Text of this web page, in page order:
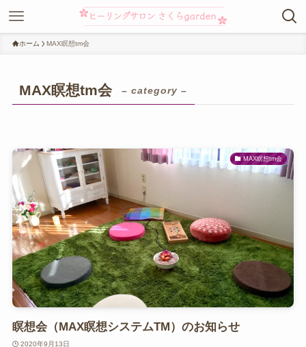
ホーム MAX瞑想tm会
MAX瞑想tm会 – category –
MAX瞑想tm会
瞑想会（MAX瞑想システムTM）のお知らせ
2020年9月13日